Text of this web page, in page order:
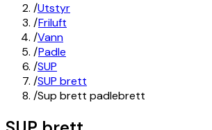
/Utstyr
/Friluft
/Vann
/Padle
/SUP
/SUP brett
/Sup brett padlebrett